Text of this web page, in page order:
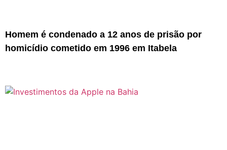
Homem é condenado a 12 anos de prisão por
homicídio cometido em 1996 em Itabela